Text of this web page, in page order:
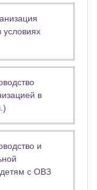
условиях
в
и
детям с ОВЗ